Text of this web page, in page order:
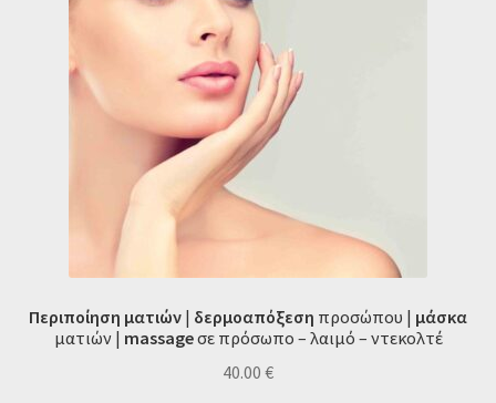
Περιποίηση ματιών | δερμοαπόξεση προσώπου | μάσκα
ματιών | massageσε πρόσωπο – λαιμό – ντεκολτέ
40.00 €